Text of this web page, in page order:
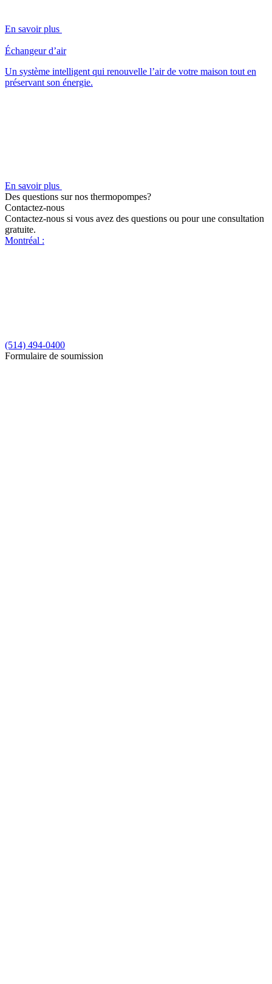
En savoir plus
Échangeur d’air
Un système intelligent qui renouvelle l’air de votre maison tout en
préservant son énergie.
En savoir plus
Des questions sur nos thermopompes?
Contactez-nous
Contactez-nous si vous avez des questions ou pour une consultation
gratuite.
Montréal :
(514) 494-0400
Formulaire de soumission